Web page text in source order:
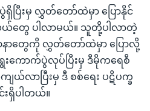
ရှိပြီးမှ လွှတ်တော်ထဲမှာ ပြောနိုင်
တွေ ပါလာမယ်။ သူတို့ပါလာတဲ့
ာတွေကို လွှတ်တော်ထဲမှာ ပြောလို့
ကောက်ပွဲလုပ်ပြီးမှ ဒီမိုကရေစီ
လာပြီးမှ ဒီ စစ်ရေး ပဋိပက္ခ
ရှိပါတယ်။